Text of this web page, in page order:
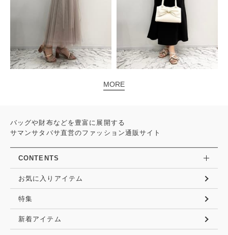
MORE
バッグや財布などを豊富に展開する
サマンサタバサ直営のファッション通販サイト
CONTENTS
お気に入りアイテム
特集
新着アイテム